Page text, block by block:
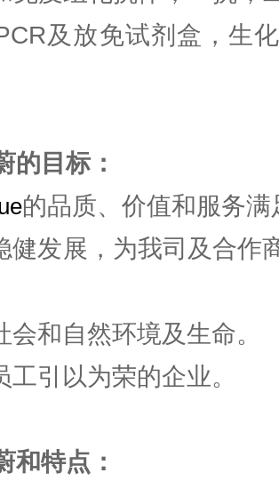
及放免试剂盒，生
的目标：
的品质、价值和服务
健发展，为我司及合作
会和自然环境及生命。
工引以为荣的企业。
和特点：